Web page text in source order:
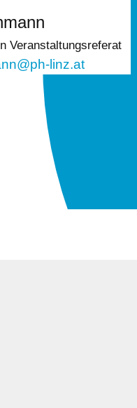
Veranstaltungsreferat
linz.at